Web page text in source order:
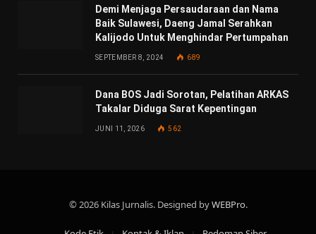
Demi Menjaga Persaudaraan dan Nama
Baik Sulawesi, Daeng Jamal Serahkan
Kalijodo Untuk Menghindar Pertumpahan
SEPTEMBER 8, 2024 689
Dana BOS Jadi Sorotan, Pelatihan ARKAS
Takalar Diduga Sarat Kepentingan
JUNI 11, 2026 562
© 2026 Kilas Jurnalis. Designed byWEBPro.